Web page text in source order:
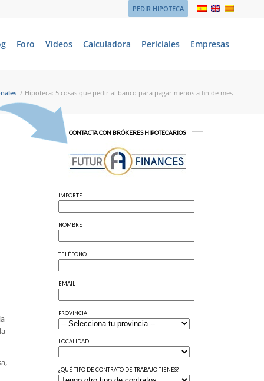
PEDIR HIPOTECA
Foro Vídeos Calculadora Periciales Empresas
/ Hipoteca: 5 cosas que pedir al banco para pagar menos a fin de mes